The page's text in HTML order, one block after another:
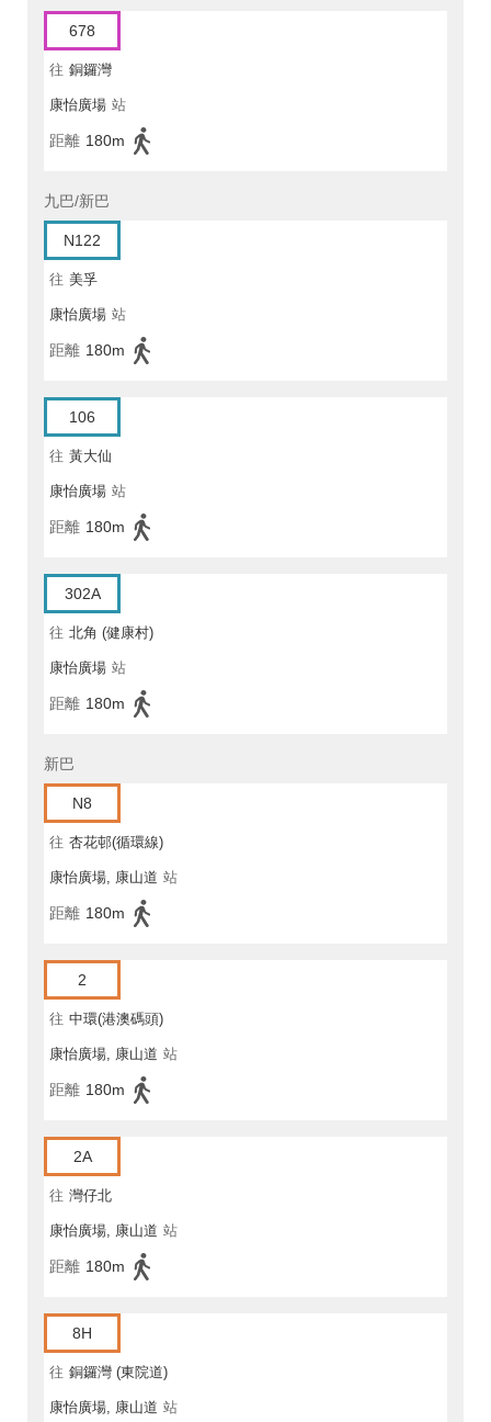
678
往 銅鑼灣
康怡廣場 站
距離 180m
九巴/新巴
N122
往 美孚
康怡廣場 站
距離 180m
106
往 黃大仙
康怡廣場 站
距離 180m
302A
往 北角 (健康村)
康怡廣場 站
距離 180m
新巴
N8
往 杏花邨(循環線)
康怡廣場, 康山道 站
距離 180m
2
往 中環(港澳碼頭)
康怡廣場, 康山道 站
距離 180m
2A
往 灣仔北
康怡廣場, 康山道 站
距離 180m
8H
往 銅鑼灣 (東院道)
康怡廣場, 康山道 站